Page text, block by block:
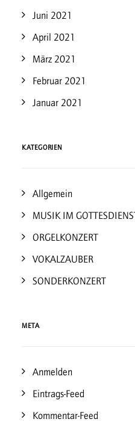
Juni 2021
April 2021
März 2021
Februar 2021
Januar 2021
KATEGORIEN
Allgemein
MUSIK IM
ORGELKONZERT
VOKALZAUBER
SONDERKONZERT
META
Anmelden
Eintrags-Feed
Kommentar-Feed